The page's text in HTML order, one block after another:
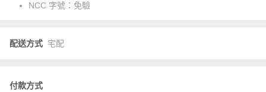
NCC 字號： 免驗
配送方式 宅配
付款方式